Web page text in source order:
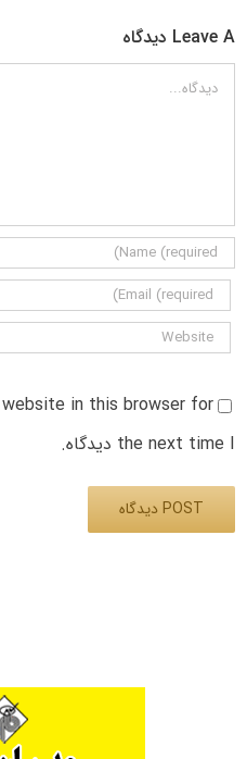
Leave A دیدگاه
دیدگاه
website in this browser for
the next time I دیدگاه.